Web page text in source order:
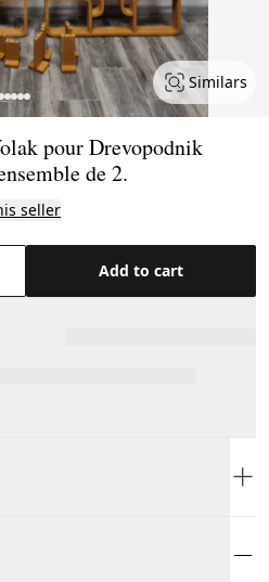
Similars
pour Drevopodnik
de 2.
seller
Add to cart